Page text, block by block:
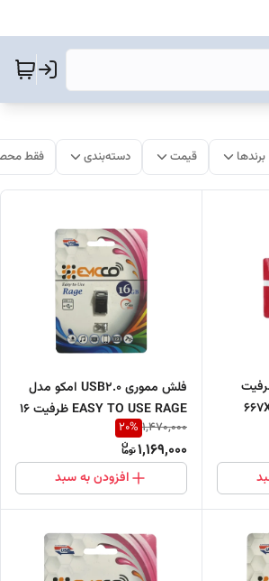
برندها قیمت دسته‌بندی فقط
فلش مموری USB2.0 امکو مدل
EASY TO USE RAGE ظرفیت 16
گیگابایت
1,470,000
20%
1,169,000
افزودن به سبد